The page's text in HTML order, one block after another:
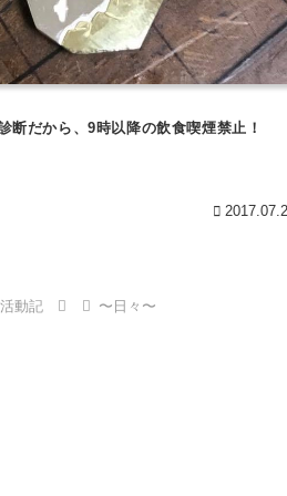
断だから、9時以降の飲食喫煙禁止！
活動記 〜日々〜